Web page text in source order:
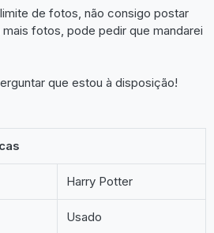
de fotos, não consigo postar
fotos, pode pedir que mandarei
que estou à disposição!
Harry Potter
Usado